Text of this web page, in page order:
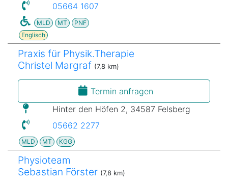
05664 1607
MLD MT
PNF
Englisch
Praxis für Physik.Therapie
Christel Margraf (7,8 km)
Termin anfragen
Hinter den Höfen 2, 34587 Felsberg
05662 2277
MLD MT KGG
Physioteam
Sebastian Förster (7,8 km)